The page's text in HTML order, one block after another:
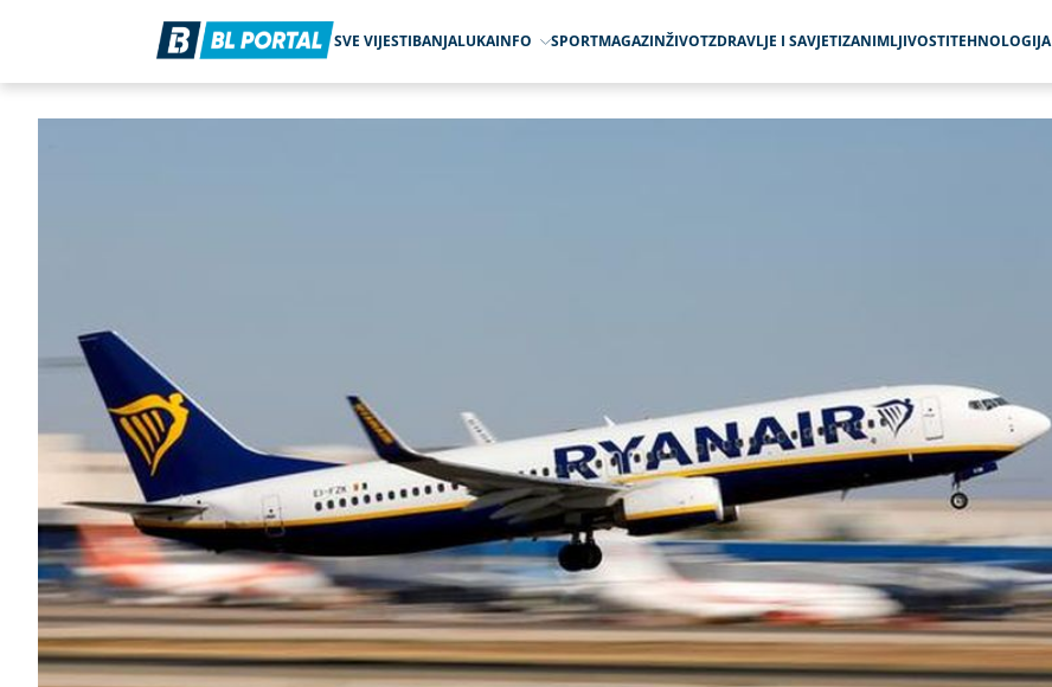
SVE VIJESTIBANJALUKAINFO SPORTMAGAZINŽIVOTZDRAVLJE I SAVJETIZANIMLJIVOSTITEHNOLOGIJA